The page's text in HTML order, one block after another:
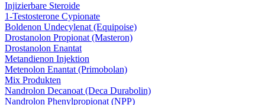
Injizierbare Steroide
1-Testosterone Cypionate
Boldenon Undecylenat (Equipoise)
Drostanolon Propionat (Masteron)
Drostanolon Enantat
Metandienon Injektion
Metenolon Enantat (Primobolan)
Mix Produkten
Nandrolon Decanoat (Deca Durabolin)
Nandrolon Phenylpropionat (NPP)